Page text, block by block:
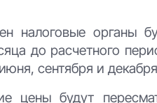
налоговые органы
до расчетного
сентября и
цены будут